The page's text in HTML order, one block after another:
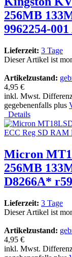
256MB
9962254-
Lieferzeit: 3 Tage
Dieser Artikel ist
Artikelzustand:
4,95 €
inkl. Mwst.
gegebenenfalls plus
Details
Micron
256MB
D8266A*
Lieferzeit: 3 Tage
Dieser Artikel ist
Artikelzustand:
4,95 €
inkl. Mwst.